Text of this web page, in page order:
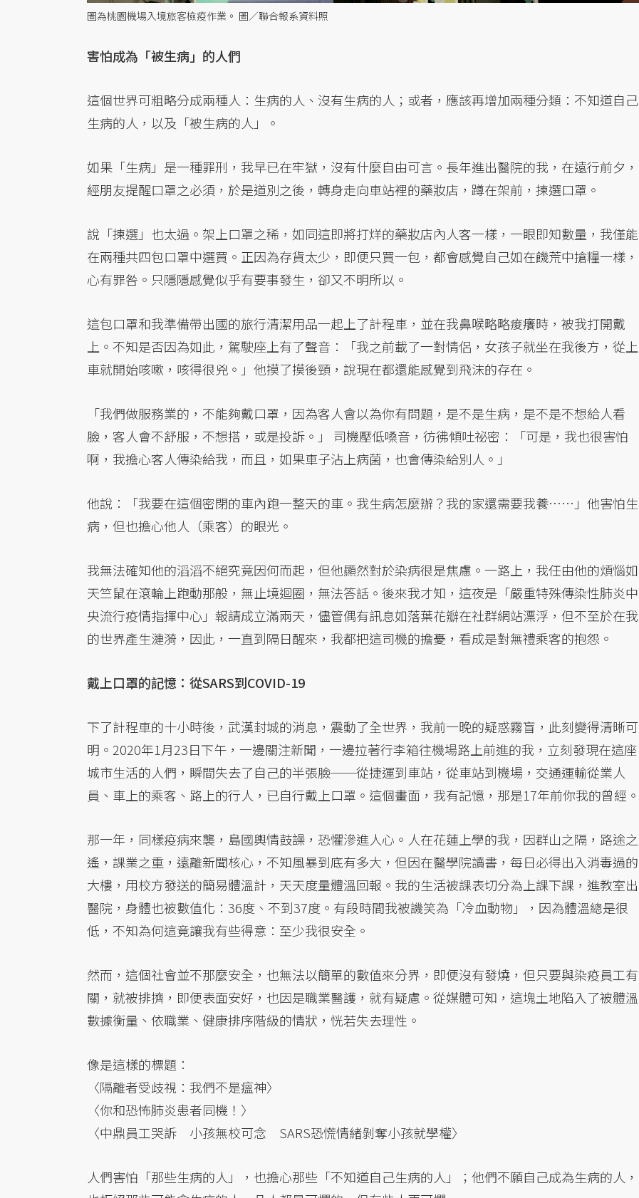
圖為桃園機場入境旅客檢疫作業。 圖／聯合報系資料照
害怕成為「被生病」的人們
這個世界可粗略分成兩種人：生病的人、沒有生病的人；或者，應該再增加兩種分類：不知道自己
生病的人，以及「被生病的人」。
如果「生病」是一種罪刑，我早已在牢獄，沒有什麼自由可言。長年進出醫院的我，在遠行前夕，
經朋友提醒口罩之必須，於是道別之後，轉身走向車站裡的藥妝店，蹲在架前，揀選口罩。
說「揀選」也太過。架上口罩之稀，如同這即將打烊的藥妝店內人客一樣，一眼即知數量，我僅能
在兩種共四包口罩中選買。正因為存貨太少，即便只買一包，都會感覺自己如在饑荒中搶糧一樣，
心有罪咎。只隱隱感覺似乎有要事發生，卻又不明所以。
這包口罩和我準備帶出國的旅行清潔用品一起上了計程車，並在我鼻喉略略痠癢時，被我打開戴
上。不知是否因為如此，駕駛座上有了聲音：「我之前載了一對情侶，女孩子就坐在我後方，從上
車就開始咳嗽，咳得很兇。」他摸了摸後頸，說現在都還能感覺到飛沫的存在。
「我們做服務業的，不能夠戴口罩，因為客人會以為你有問題，是不是生病，是不是不想給人看
臉，客人會不舒服，不想搭，或是投訴。」 司機壓低嗓音，彷彿傾吐祕密：「可是，我也很害怕
啊，我擔心客人傳染給我，而且，如果車子沾上病菌，也會傳染給別人。」
他說：「我要在這個密閉的車內跑一整天的車。我生病怎麼辦？我的家還需要我養……」他害怕生
病，但也擔心他人（乘客）的眼光。
我無法確知他的滔滔不絕究竟因何而起，但他顯然對於染病很是焦慮。一路上，我任由他的煩惱如
天竺鼠在滾輪上跑動那般，無止境迴圈，無法答話。後來我才知，這夜是「嚴重特殊傳染性肺炎中
央流行疫情指揮中心」報請成立滿兩天，儘管偶有訊息如落葉花瓣在社群網站漂浮，但不至於在我
的世界產生漣漪，因此，一直到隔日醒來，我都把這司機的擔憂，看成是對無禮乘客的抱怨。
戴上口罩的記憶：從SARS到COVID-19
下了計程車的十小時後，武漢封城的消息，震動了全世界，我前一晚的疑惑霧盲，此刻變得清晰可
明。2020年1月23日下午，一邊關注新聞，一邊拉著行李箱往機場路上前進的我，立刻發現在這座
城市生活的人們，瞬間失去了自己的半張臉──從捷運到車站，從車站到機場，交通運輸從業人
員、車上的乘客、路上的行人，已自行戴上口罩。這個畫面，我有記憶，那是17年前你我的曾經。
那一年，同樣疫病來襲，島國輿情鼓譟，恐懼滲進人心。人在花蓮上學的我，因群山之隔，路途之
遙，課業之重，遠離新聞核心，不知風暴到底有多大，但因在醫學院讀書，每日必得出入消毒過的
大樓，用校方發送的簡易體溫計，天天度量體溫回報。我的生活被課表切分為上課下課，進教室出
醫院，身體也被數值化：36度、不到37度。有段時間我被譏笑為「冷血動物」，因為體溫總是很
低，不知為何這竟讓我有些得意：至少我很安全。
然而，這個社會並不那麼安全，也無法以簡單的數值來分界，即便沒有發燒，但只要與染疫員工有
關，就被排擠，即便表面安好，也因是職業醫護，就有疑慮。從媒體可知，這塊土地陷入了被體溫
數據衡量、依職業、健康排序階級的情狀，恍若失去理性。
像是這樣的標題：
〈隔離者受歧視：我們不是瘟神〉
〈你和恐怖肺炎患者同機！〉
〈中鼎員工哭訴 小孩無校可念 SARS恐慌情緒剝奪小孩就學權〉
人們害怕「那些生病的人」，也擔心那些「不知道自己生病的人」；他們不願自己成為生病的人，